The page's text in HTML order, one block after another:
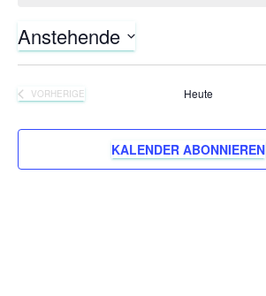
Anstehende
VORHERIGE
VERANSTALTUNGEN
Heute
KALENDER ABONNIEREN